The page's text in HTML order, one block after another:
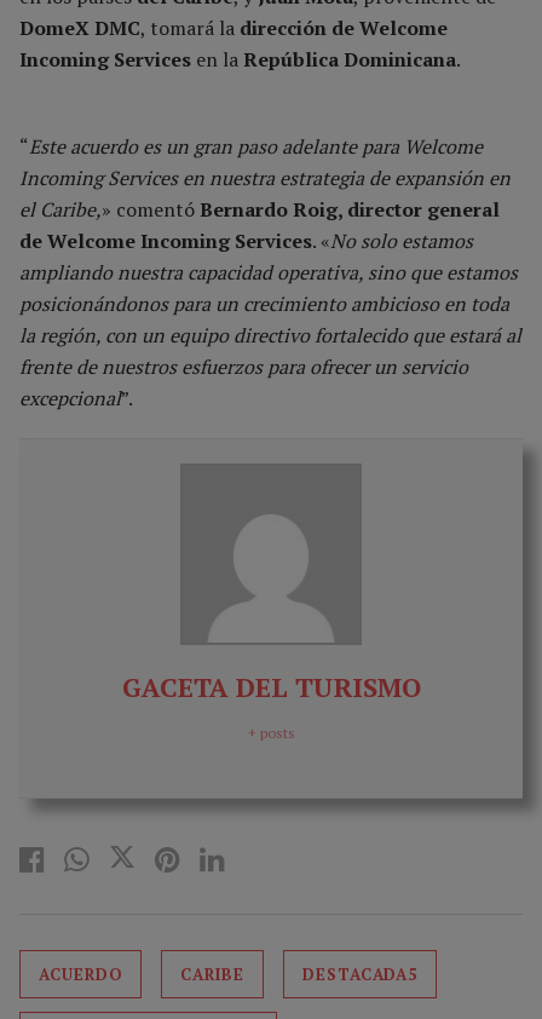
DomeX DMC, tomará la dirección de Welcome
Incoming Services en laRepública Dominicana.
“Este acuerdo es un gran paso adelante para Welcome
Incoming Services en nuestra estrategia de expansión en
el Caribe,» comentó Bernardo Roig, director general
de Welcome Incoming Services. «No solo estamos
ampliando nuestra capacidad operativa, sino que estamos
posicionándonos para un crecimiento ambicioso en toda
la región, con un equipo directivo fortalecido que estará al
frente de nuestros esfuerzos para ofrecer un servicio
excepcional”.
GACETA DEL TURISMO
+ posts
ACUERDO CARIBE DESTACADA5